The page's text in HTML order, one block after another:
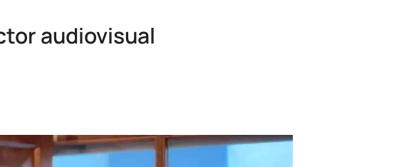
audiovisual